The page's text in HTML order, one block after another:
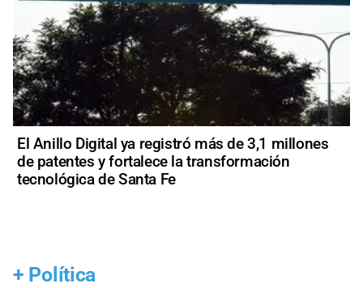
El Anillo Digital ya registró más de 3,1 millones
de patentes y fortalece la transformación
tecnológica de Santa Fe
+ Política